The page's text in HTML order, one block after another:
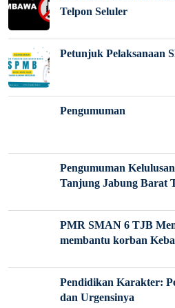
Telpon Seluler
Petunjuk Pelaksanaan
Pengumuman
Pengumuman
Tanjung Jabung Barat
PMR SMAN 6 TJB
membantu korban
Pendidikan Karakter:
dan Urgensinya